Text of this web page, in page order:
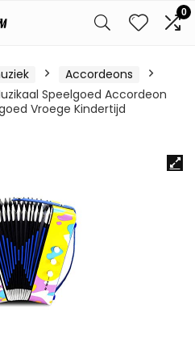
0
Accordeons
Speelgoed Accordeon
Vroege Kindertijd